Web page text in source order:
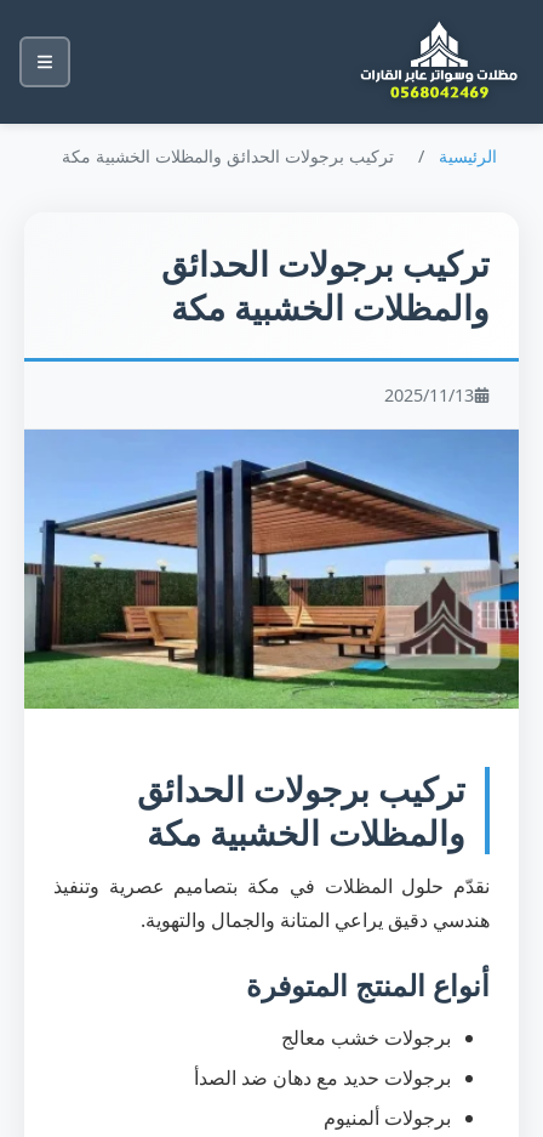
الرئيسية / تركيب برجولات الحدائق والمظلات الخشبية مكة
تركيب برجولات الحدائق
والمظلات الخشبية مكة
2025/11/13
تركيب برجولات الحدائق
والمظلات الخشبية مكة
نقدّم حلول المظلات في مكة بتصاميم عصرية وتنفيذ
هندسي دقيق يراعي المتانة والجمال والتهوية.
أنواع المنتج المتوفرة
برجولات خشب معالج
برجولات حديد مع دهان ضد الصدأ
برجولات ألمنيوم